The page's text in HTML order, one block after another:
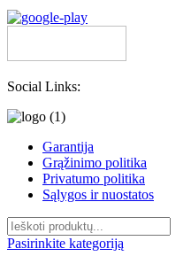
Social Links:
Garantija
Grąžinimo politika
Privatumo politika
Sąlygos ir nuostatos
Pasirinkite kategoriją